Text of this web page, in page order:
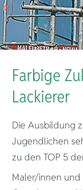
Farbige
Lackierer
Die Ausbildung
Jugendlichen
zu den TOP 5
Maler/innen